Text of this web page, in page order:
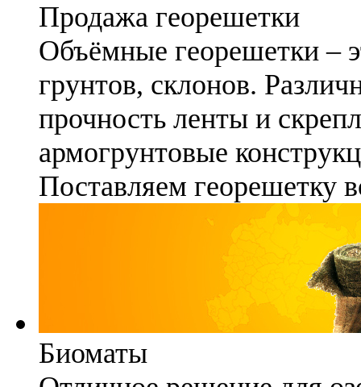
Продажа георешетки
Объёмные георешетки –
грунтов, склонов.
прочность ленты и
армогрунтовые
Поставляем георешетку
Биоматы